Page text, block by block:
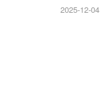
2025-12-04
/